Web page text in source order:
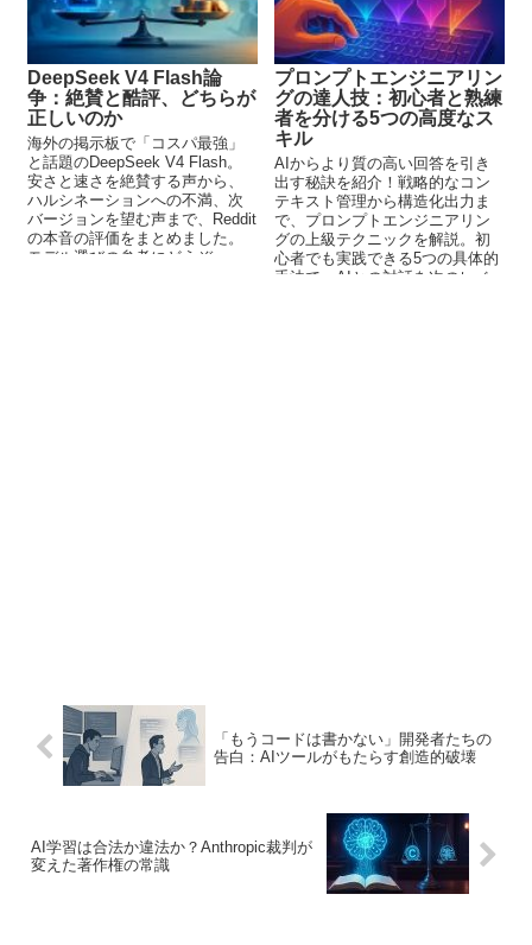
DeepSeek V4 Flash論
争：絶賛と酷評、どちらが
正しいのか
海外の掲示板で「コスパ最強」
と話題のDeepSeek V4 Flash。
安さと速さを絶賛する声から、
ハルシネーションへの不満、次
バージョンを望む声まで、Reddit
の本音の評価をまとめました。
モデル選びの参考にどうぞ。
プロンプトエンジニアリン
グの達人技：初心者と熟練
者を分ける5つの高度なス
キル
AIからより質の高い回答を引き
出す秘訣を紹介！戦略的なコン
テキスト管理から構造化出力ま
で、プロンプトエンジニアリン
グの上級テクニックを解説。初
心者でも実践できる5つの具体的
手法で、AIとの対話を次のレベ
「もうコードは書かない」開発者たちの
告白：AIツールがもたらす創造的破壊
AI学習は合法か違法か？Anthropic裁判が
変えた著作権の常識